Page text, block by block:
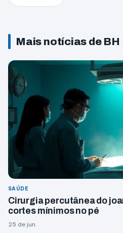
Mais notícias de BH
SAÚDE
Cirurgia percutânea do
cortes mínimos no pé
25 de jun.